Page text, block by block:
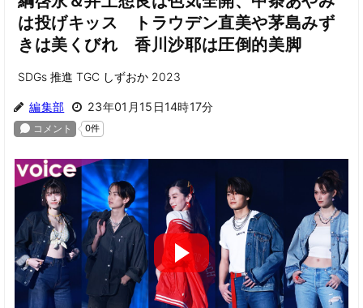
は投げキッス トラウデン直美や茅島みず
きは美くびれ 香川沙耶は圧倒的美脚
SDGs 推進 TGC しずおか 2023
編集部 23年01月15日14時17分